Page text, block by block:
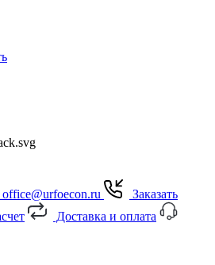
office@urfoecon.ru
Заказать
Доставка и оплата